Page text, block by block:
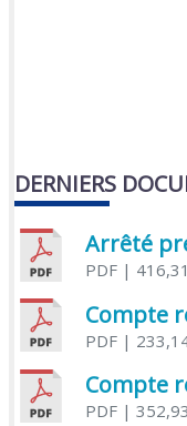
DERNIERS
PDF|
PDF|
PDF|